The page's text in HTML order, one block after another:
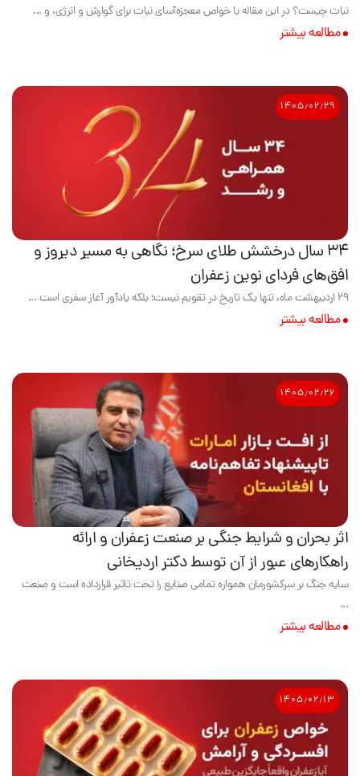
نبات چیست؟ در این مقاله با خواص معجزه‌آسای نبات برای گوارش و انرژی، و ...
مطالعه بیشتر
۱۴۰۵٫۰۲٫۲۹
۳۴ سال درخشش طلای سرخ؛ نگاهی به مسیر دیروز و
افق‌های فردای نوین زعفران
۲۹ اردیبهشت ماه، تنها یک تاریخ در تقویم نیست؛ بلکه یادآور آغاز سفری است ...
مطالعه بیشتر
۱۴۰۵٫۰۲٫۲۶
اثر بحران و شرایط جنگی بر صنعت زعفران و ارائه
راهکارهای عبور از آن توسط دکتر اردیخانی
سایه جنگ بر سرکشورمان همواره تمامی صنایع را تحت تاثیر قرارداده است و صنعت
...
مطالعه بیشتر
۱۴۰۵٫۰۲٫۱۳